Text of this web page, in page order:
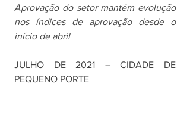
Aprovação do setor mantém evolução
nos índices de aprovação desde o
início de abril
JULHO DE 2021 – CIDADE DE
PEQUENO PORTE